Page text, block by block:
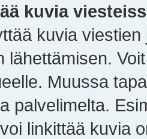
kuvia
kuvia
lähettämisen.
Muussa
palvelimelta.
linkittää kuvia